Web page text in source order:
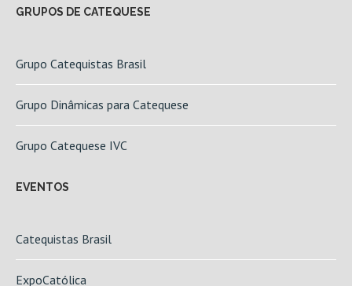
GRUPOS DE CATEQUESE
Grupo Catequistas Brasil
Grupo Dinâmicas para Catequese
Grupo Catequese IVC
EVENTOS
Catequistas Brasil
ExpoCatólica